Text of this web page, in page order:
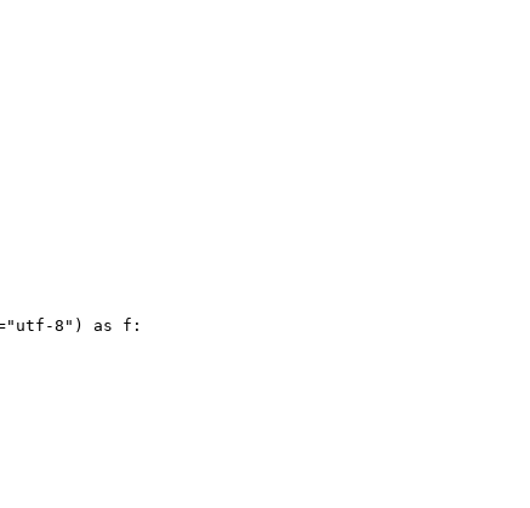
" utf-8 " ) as f :